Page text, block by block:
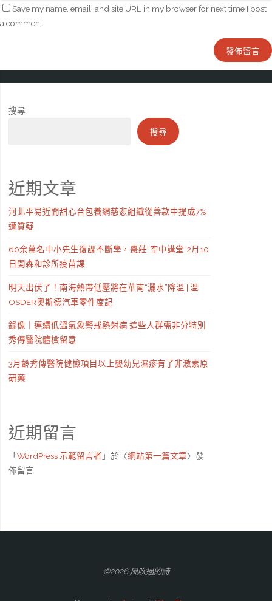
Save my name, email, and site URL in my browser for next time I post
a comment.
搜尋
搜尋
近期文章
河北平易近間甜心台包養網慈悲組織從善款中提成7%
遭質疑
60余萬名中小先生復課不斷學，棗莊“空中講堂”2月10
日開森和診所疫苗課
明天出伏了！南海熱帶低壓將在華南“灑水”降溫 | 溫
OSDER奧斯德汽車零件度記
錄像｜連續低溫氣象警戒熱射病 這些人群需非分特別
秀傳醫院體檢留意
3月齡秀傳醫院健檢項目以上嬰幼兒濕疹有了非激素原
研藥
近期留言
「WordPress 示範留言者 」於〈網站第一篇文章〉發
佈留言
©2026 風吹過的詩